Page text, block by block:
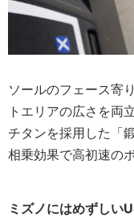
ソールのフェース寄
トエリアの広さを両
チタンを採用した「
相乗効果で高初速の
ミズノにはめずしい